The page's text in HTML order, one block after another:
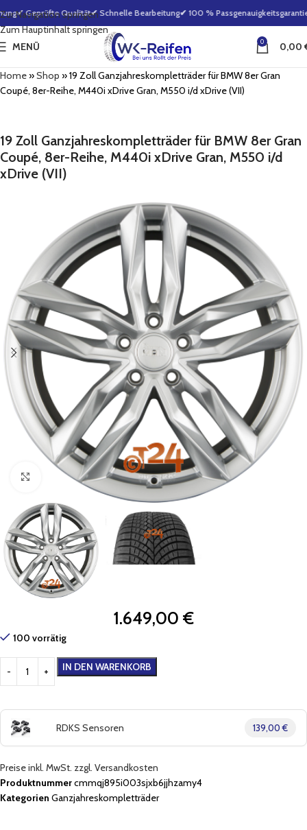
Zur Navigation springen
Zum Hauptinhalt springen
✔ Geprüfte Qualität✔ Schnelle Bearbeitung✔ 100 % Passgenauigkeitsgarantie
MENÜ 0 0,00
Home»Shop »19 Zoll Ganzjahreskompletträder für BMW 8er Gran
Coupé, 8er-Reihe, M440i xDrive Gran, M550 i/d xDrive (VII)
19 Zoll Ganzjahreskompletträder für BMW 8er Gran
Coupé, 8er-Reihe, M440i xDrive Gran, M550 i/d
xDrive (VII)
Zum Vergrößern klicken
1.649,00 €
100 vorrätig
IN DEN WARENKORB
RDKS Sensoren 139,00 €
Preise inkl. MwSt. zzgl. Versandkosten
Produktnummercmmqj895i003sjxb6jjhzamy4
Kategorien Ganzjahreskompletträder